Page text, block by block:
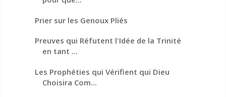
Prier sur les Genoux Pliés
Preuves qui Réfutent l'Idée de la Trinité
en tant ...
Les Prophéties qui Vérifient qui Dieu
Choisira Com...